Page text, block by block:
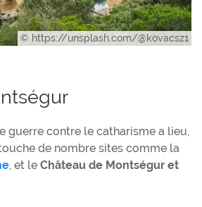
© https://unsplash.com/@kovacsz1
guerre contre le catharisme a lieu,
de nombre sites comme la
, et le Château de Montségur et